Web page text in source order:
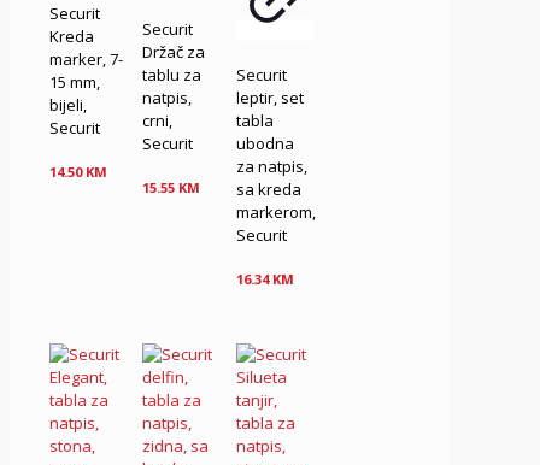
Securit
Kreda
marker, 7-
15 mm,
bijeli,
Securit
14.50 KM
Securit
Držač za
tablu za
natpis,
crni,
Securit
15.55 KM
Securit
leptir, set
tabla
ubodna
za natpis,
sa kreda
markerom,
Securit
16.34 KM